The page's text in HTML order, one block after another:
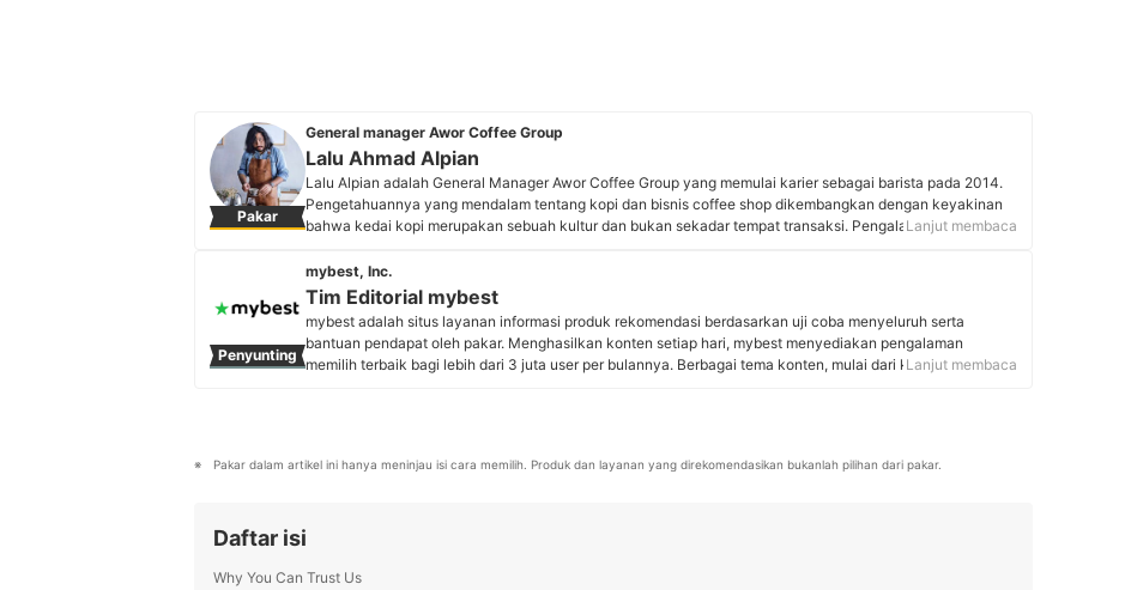
Pakar
General manager Awor Coffee Group
Lalu Ahmad Alpian
Lalu Alpian adalah General Manager Awor Coffee Group yang memulai karier sebagai barista pada 2014.
Pengetahuannya yang mendalam tentang kopi dan bisnis coffee shop dikembangkan dengan keyakinan
bahwa kedai kopi merupakan sebuah kultur dan bukan sekadar tempat transaksi. Pengalaman dan
balik secangkir kopi. Kedai kopi yang dikelolanya telah memiliki cabang di Yogyakarta, Jawa Tengah, dan
Jawa Timur.
Profil Lalu Ahmad Alpian
Lanjut membaca
Penyunting
mybest, Inc.
Tim Editorial mybest
mybest adalah situs layanan informasi produk rekomendasi berdasarkan uji coba menyeluruh serta
bantuan pendapat oleh pakar. Menghasilkan konten setiap hari, mybest menyediakan pengalaman
memilih terbaik bagi lebih dari 3 juta user per bulannya. Berbagai tema konten, mulai dari kosmetik,
Lanjut membaca
Pakar dalam artikel ini hanya meninjau isi cara memilih. Produk dan layanan yang direkomendasikan bukanlah pilihan dari pakar.
Daftar isi
Why You Can Trust Us